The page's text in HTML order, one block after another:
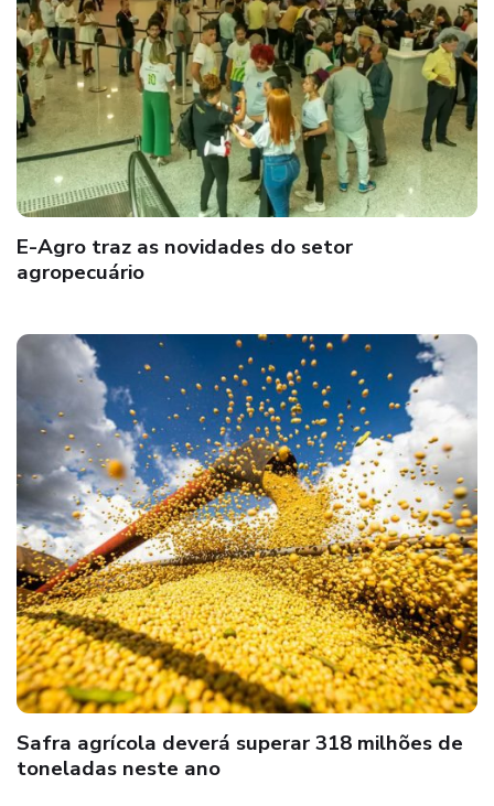
E-Agro traz as novidades do setor
agropecuário
Safra agrícola deverá superar 318 milhões de
toneladas neste ano